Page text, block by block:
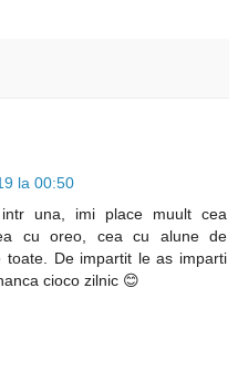
la 00:50
una, imi place muult cea
cu oreo, cea cu alune de
toate. De impartit le as imparti
cioco zilnic 😊